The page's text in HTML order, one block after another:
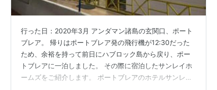
行った日：2020年3月 アンダマン諸島の玄関口、ポート
ブレア。 帰りはポートブレア発の飛行機が12:30だった
ため、余裕を持って前日にハブロック島から戻り、ポー
トブレアに一泊しました。 その際に宿泊したサンレイホ
ームズをご紹介します。 ポートブレアのホテルサンレイ